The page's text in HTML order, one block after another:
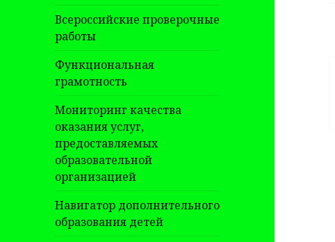
Всероссийские проверочные
работы
Функциональная
грамотность
Мониторинг качества
оказания услуг,
предоставляемых
образовательной
организацией
Навигатор дополнительного
образования детей